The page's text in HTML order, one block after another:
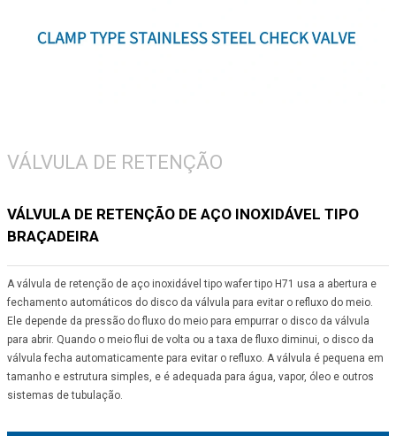
VÁLVULA DE RETENÇÃO
VÁLVULA DE RETENÇÃO DE AÇO INOXIDÁVEL TIPO
BRAÇADEIRA
A válvula de retenção de aço inoxidável tipo wafer tipo H71 usa a abertura e
fechamento automáticos do disco da válvula para evitar o refluxo do meio.
Ele depende da pressão do fluxo do meio para empurrar o disco da válvula
para abrir. Quando o meio flui de volta ou a taxa de fluxo diminui, o disco da
válvula fecha automaticamente para evitar o refluxo. A válvula é pequena em
tamanho e estrutura simples, e é adequada para água, vapor, óleo e outros
sistemas de tubulação.